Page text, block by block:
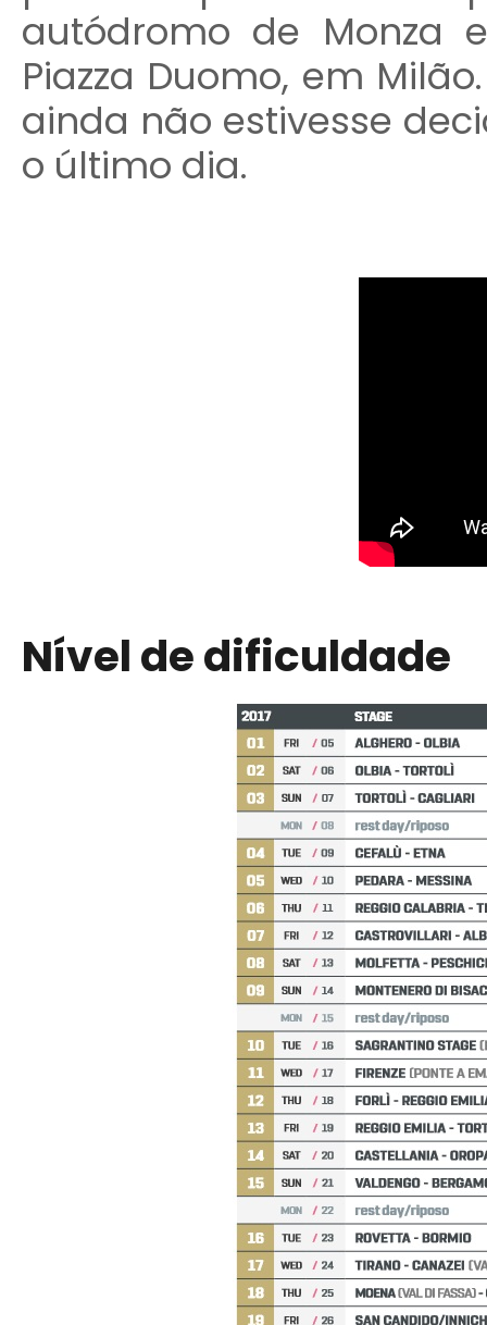
autódromo de Monza
Piazza Duomo, em
ainda não estivesse
o último dia.
Nível de dificuldade